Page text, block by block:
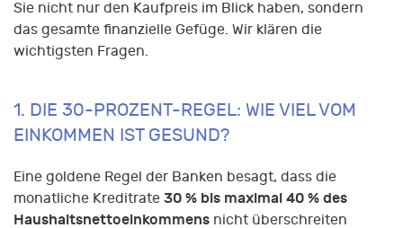
Sie nicht nur den Kaufpreis im Blick haben, sondern
das gesamte finanzielle Gefüge. Wir klären die
wichtigsten Fragen.
1. DIE 30-PROZENT-REGEL: WIE VIEL VOM
EINKOMMEN IST GESUND?
Eine goldene Regel der Banken besagt, dass die
monatliche Kreditrate 30 % bis maximal 40 % des
Haushaltsnettoeinkommens nicht überschreiten